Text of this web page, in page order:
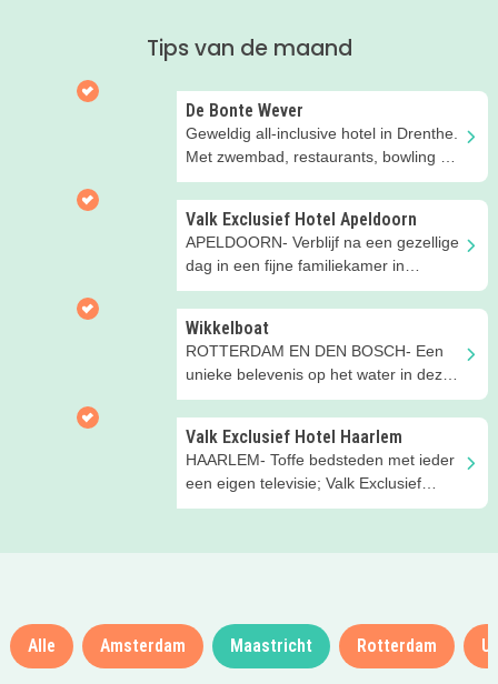
Tips van de maand
De Bonte Wever
Geweldig all-inclusive hotel in Drenthe.
Met zwembad, restaurants, bowling en
meer; alles onder 1 dak!
Valk Exclusief Hotel Apeldoorn
APELDOORN- Verblijf na een gezellige
dag in een fijne familiekamer in
Apeldoorn
Wikkelboat
ROTTERDAM EN DEN BOSCH- Een
unieke belevenis op het water in deze
drijvende tiny-houses!
Valk Exclusief Hotel Haarlem
HAARLEM- Toffe bedsteden met ieder
een eigen televisie; Valk Exclusief
Hotel Haarlem heeft het!
Alle Amsterdam Maastricht Rotterdam